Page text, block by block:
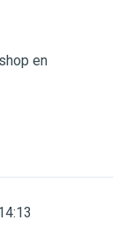
en